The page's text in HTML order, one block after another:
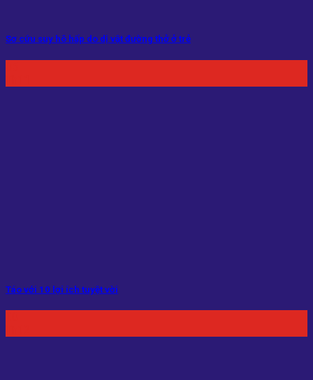
Sơ cứu suy hô hấp do dị vật đường thở ở trẻ
Táo với 10 lợi ích tuyệt vời